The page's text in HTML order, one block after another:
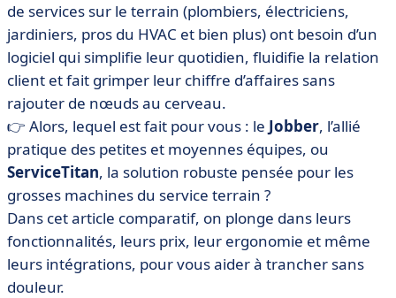
• Jobber vs ServiceTitan : comparez les prix
• Jobber vs ServiceTitan : quelle interface est la plus
intuitive ?
• Jobber vs ServiceTitan : comparez les intégrations
• Quand choisir Jobber ou ServiceTitan ?
• Ce qu’il y a à retenir de la bataille Jobber vs
ServiceTitan
• FAQ sur Jobber vs ServiceTitan
de services sur le terrain (plombiers, électriciens,
jardiniers, pros du HVAC et bien plus) ont besoin d’un
logiciel qui simplifie leur quotidien, fluidifie la relation
client et fait grimper leur chiffre d’affaires sans
rajouter de nœuds au cerveau.
👉 Alors, lequel est fait pour vous : le Jobber, l’allié
pratique des petites et moyennes équipes, ou
ServiceTitan, la solution robuste pensée pour les
grosses machines du service terrain ?
Dans cet article comparatif, on plonge dans leurs
fonctionnalités, leurs prix, leur ergonomie et même
leurs intégrations, pour vous aider à trancher sans
douleur.